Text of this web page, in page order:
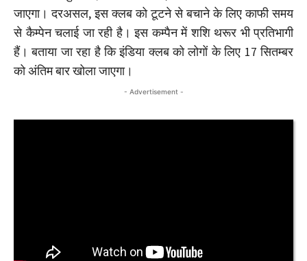
जाएगा। दरअसल, इस क्लब को टूटने से बचाने के लिए काफी समय
से कैम्पेन चलाई जा रही है। इस कम्पैन में शशि थरूर भी प्रतिभागी
हैं। बताया जा रहा है कि इंडिया क्लब को लोगों के लिए 17 सितम्बर
को अंतिम बार खोला जाएगा।
- Advertisement -